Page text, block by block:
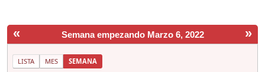
« »
Semana empezando Marzo 6, 2022
LISTA MES SEMANA